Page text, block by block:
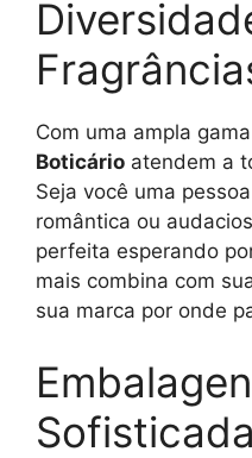
Com uma ampla
Boticário atendem a
Seja você uma
romântica ou
perfeita esperando
mais combina com
sua marca por onde